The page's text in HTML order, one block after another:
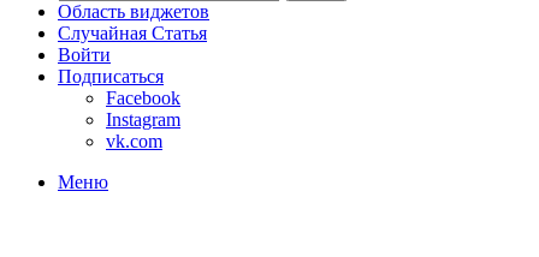
Область виджетов
Случайная Статья
Войти
Подписаться
Facebook
Instagram
vk.com
Меню